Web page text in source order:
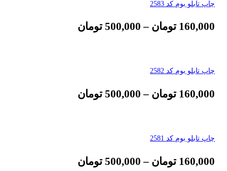
چاپ تابلو بوم کد 2583
160,000 تومان –
500,000 تومان
چاپ تابلو بوم کد 2582
160,000 تومان –
500,000 تومان
چاپ تابلو بوم کد 2581
160,000 تومان –
500,000 تومان